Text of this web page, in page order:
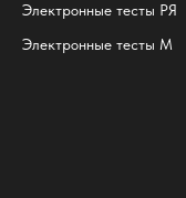
Электронные тесты РЯ
Электронные тесты М